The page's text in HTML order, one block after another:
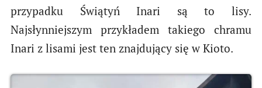
przypadku Świątyń Inari są to lisy.
Najsłynniejszym przykładem takiego chramu
Inari z lisami jest ten znajdujący się w Kioto.